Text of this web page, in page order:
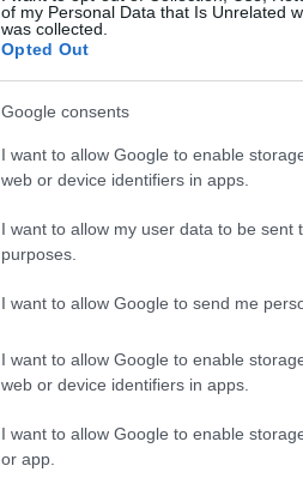
of my Personal Data that Is Unrelated
was collected.
Opted Out
Google consents
I want to allow Google to enable
web or device identifiers in apps.
I want to allow my user data to be sent
purposes.
I want to allow Google to send me
I want to allow Google to enable
web or device identifiers in apps.
I want to allow Google to enable
or app.